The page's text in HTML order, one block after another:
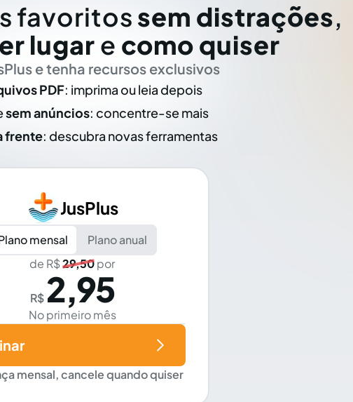
favoritos sem distrações,
lugar e como quiser
e tenha recursos exclusivos
PDF: imprima ou leia depois
sem anúncios: concentre-se mais
frente: descubra novas ferramentas
JusPlus
mensal
Plano anual
de R$29,50por
R$ 2,95
No primeiro mês
mensal, cancele quando quiser